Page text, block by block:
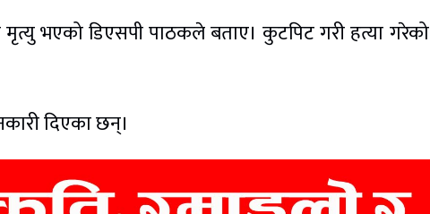
भएको डिएसपी पाठकले बताए। कुटपिट गरी हत्या गरेको
दिएका छन्।